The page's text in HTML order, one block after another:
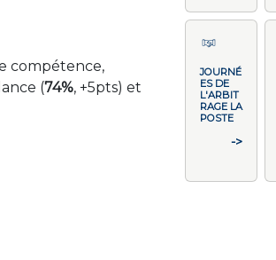
compétence,
(74%, +5pts) et
JOURNÉ
ES DE
L'ARBIT
RAGE LA
POSTE
->